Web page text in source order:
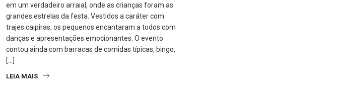
em um verdadeiro arraial, onde as crianças foram as
grandes estrelas da festa. Vestidos a caráter com
trajes caipiras, os pequenos encantaram a todos com
danças e apresentações emocionantes. O evento
contou ainda com barracas de comidas típicas, bingo,
[…]
LEIA MAIS